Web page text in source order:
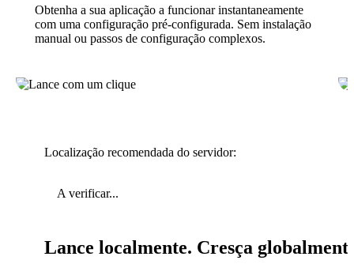
Obtenha a sua aplicação a funcionar instantaneamente
com uma configuração pré-configurada. Sem instalação
manual ou passos de configuração complexos.
Localização recomendada do servidor:
A verificar...
Lance localmente. Cresça